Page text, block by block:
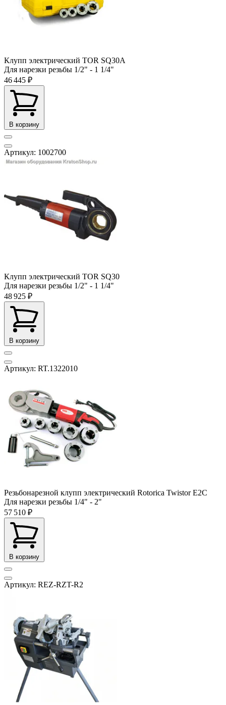
Клупп электрический TOR SQ30A
Для нарезки резьбы 1/2" - 1 1/4"
46 445 ₽
В корзину
Артикул: 1002700
Клупп электрический TOR SQ30
Для нарезки резьбы 1/2" - 1 1/4"
48 925 ₽
В корзину
Артикул: RT.1322010
Резьбонарезной клупп электрический Rotorica Twistor E2С
Для нарезки резьбы 1/4" - 2"
57 510 ₽
В корзину
Артикул: REZ-RZT-R2